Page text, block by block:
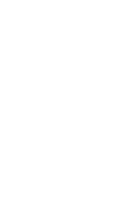
OTH 3100, hem